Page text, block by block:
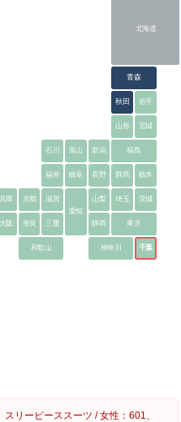
北海道
青森
秋田 岩手
山形 宮城
石川 富山 新潟 福島
福井 岐阜 長野 群馬 栃木
兵庫 京都
滋賀
愛知
山梨 埼玉 茨城
大阪 奈良 三重 東京
和歌山
静岡
神奈川 千葉
リーピーススーツ / 女性：601、